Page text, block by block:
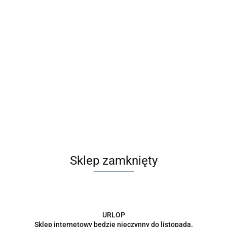
Sklep zamknięty
URLOP
Sklep internetowy będzie nieczynny do listopada.